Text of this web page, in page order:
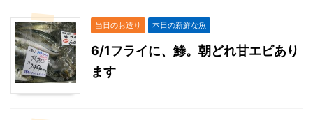
当日のお造り 本日の新鮮な魚
6/1フライに、鯵。朝どれ甘エビあり
ます